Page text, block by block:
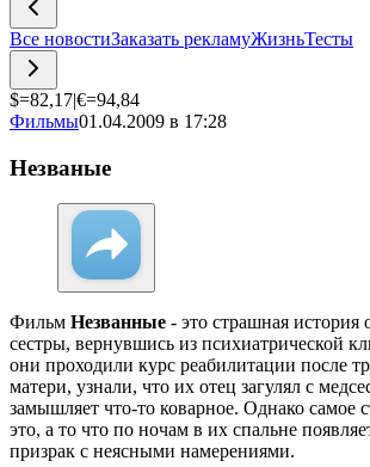
Все новостиЗаказать рекламуЖизньТесты
$=82,17|€=94,84
Фильмы01.04.2009 в 17:28
Незваные
Фильм Незванные - это страшная история
сестры, вернувшись из психиатрической
они проходили курс реабилитации после
матери, узнали, что их отец загулял с
замышляет что-то коварное. Однако самое
это, а то что по ночам в их спальне
призрак с неясными намерениями.